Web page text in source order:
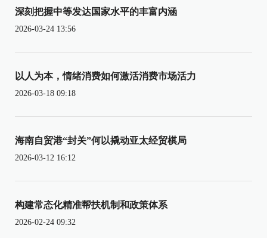
深刻把握中等发达国家水平的丰富内涵
2026-03-24 13:56
以人为本，情绪消费如何激活消费市场活力
2026-03-18 09:18
海南自贸港“封关”何以撬动亚太经贸棋局
2026-03-12 16:12
构建常态化精准帮扶机制和政策体系
2026-02-24 09:32